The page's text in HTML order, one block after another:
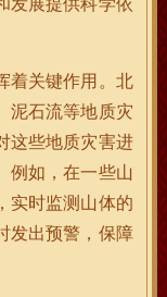
着关键作用。北
泥石流等地质灾
这些地质灾害进
例如，在一些山
实时监测山体的
发出预警，保障